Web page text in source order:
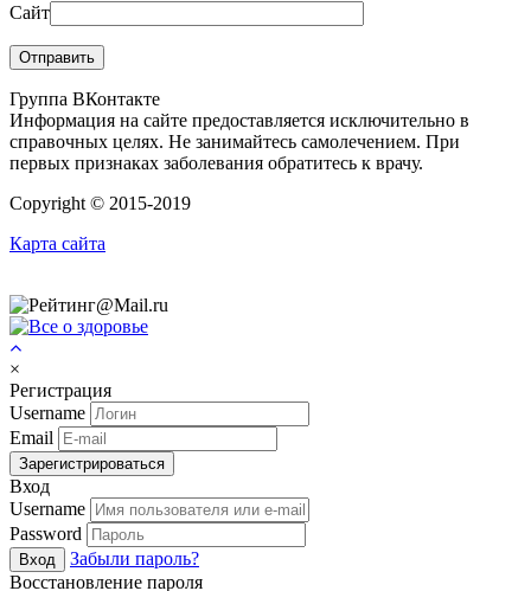
Сайт
Группа ВКонтакте
Информация на сайте предоставляется исключительно в
справочных целях. Не занимайтесь самолечением. При
первых признаках заболевания обратитесь к врачу.
Copyright © 2015-2019
Карта сайта
×
Регистрация
Username
Email
Зарегистрироваться
Вход
Username
Password
Вход
Забыли пароль?
Восстановление пароля